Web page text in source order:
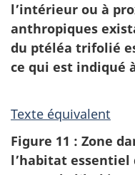
l’intérieur ou à
anthropiques
du ptéléa trifolié
ce qui est indiqué
Texte équivalent
Figure 11 : Zone
l’habitat